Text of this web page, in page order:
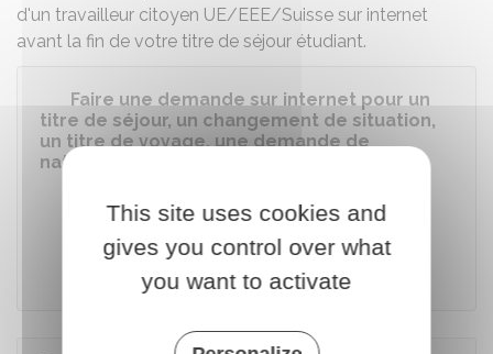
d'un travailleur citoyen UE/EEE/Suisse sur internet
avant la fin de votre titre de séjour étudiant.
Faire une demande sur internet pour un
titre de séjour, un changement de situation,
un titre de voyage, une demande de
naturalisation ANEF
Accéder au service en ligne
Ministère chargé de l'intérieur
This site uses cookies and
gives you control over what
you want to activate